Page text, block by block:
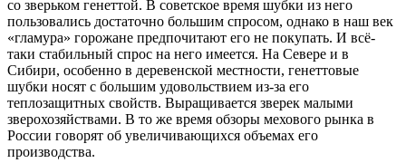
со зверьком генеттой. В советское время шубки из него
пользовались достаточно большим спросом, однако в наш век
«гламура» горожане предпочитают его не покупать. И всё-
таки стабильный спрос на него имеется. На Севере и в
Сибири, особенно в деревенской местности, генеттовые
шубки носят с большим удовольствием из-за его
теплозащитных свойств. Выращивается зверек малыми
зверохозяйствами. В то же время обзоры мехового рынка в
России говорят об увеличивающихся объемах его
производства.